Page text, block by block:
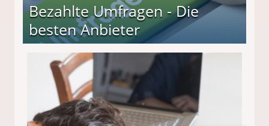
Bezahlte Umfragen - Die
besten Anbieter